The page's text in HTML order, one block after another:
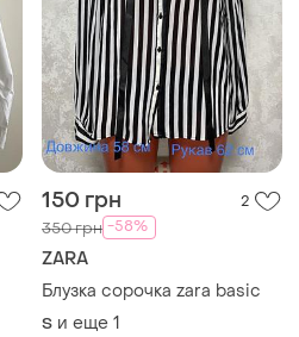
150 грн 2
350 грн -58%
ZARA
Блузка сорочка zara basic
S и еще 1